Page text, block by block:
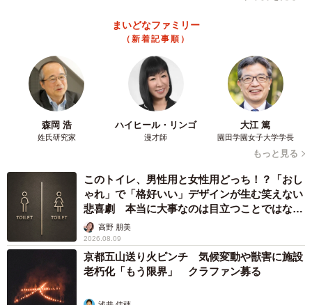
まいどなファミリー
（新着記事順）
森岡 浩
姓氏研究家
ハイヒール・リンゴ
漫才師
大江 篤
園田学園女子大学学長
もっと見る
このトイレ、男性用と女性用どっち！？「おし
ゃれ」で「格好いい」デザインが生む笑えない
悲喜劇 本当に大事なのは目立つことではな
く…高野 朋美
2026.08.09
京都五山送り火ピンチ 気候変動や獣害に施設
老朽化「もう限界」 クラファン募る